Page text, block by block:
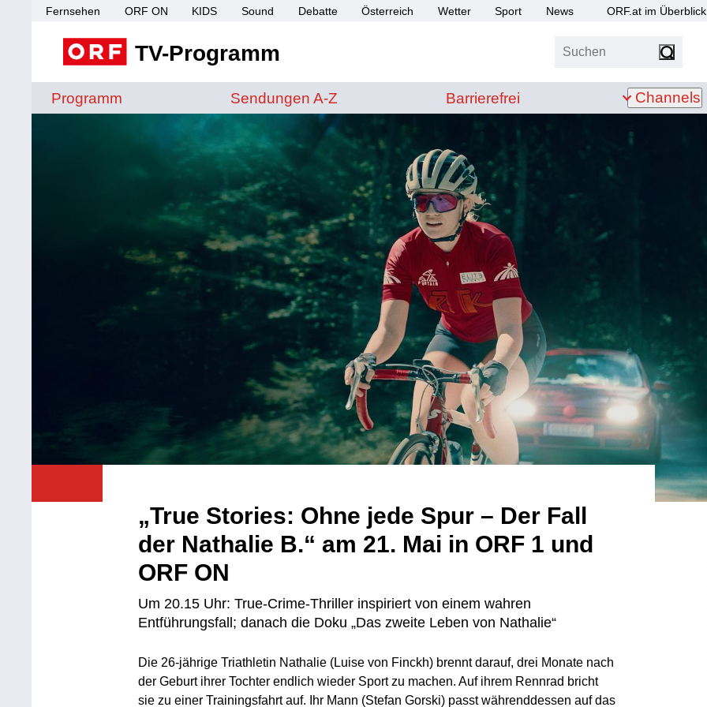
Fernsehen ORF ON KIDS Sound Debatte Österreich Wetter Sport News ORF.at im Überblick
TV-Programm Suchen
Programm Sendungen von A bis Z
Sendungen A-Z Barrierefrei
Barrierefrei Channels
„True Stories: Ohne jede Spur – Der Fall
der Nathalie B.“ am 21. Mai in ORF 1 und
ORF ON
Um 20.15 Uhr: True-Crime-Thriller inspiriert von einem wahren
Entführungsfall; danach die Doku „Das zweite Leben von Nathalie“
Die 26-jährige Triathletin Nathalie (Luise von Finckh) brennt darauf, drei Monate nach
der Geburt ihrer Tochter endlich wieder Sport zu machen. Auf ihrem Rennrad bricht
sie zu einer Trainingsfahrt auf. Ihr Mann (Stefan Gorski) passt währenddessen auf das